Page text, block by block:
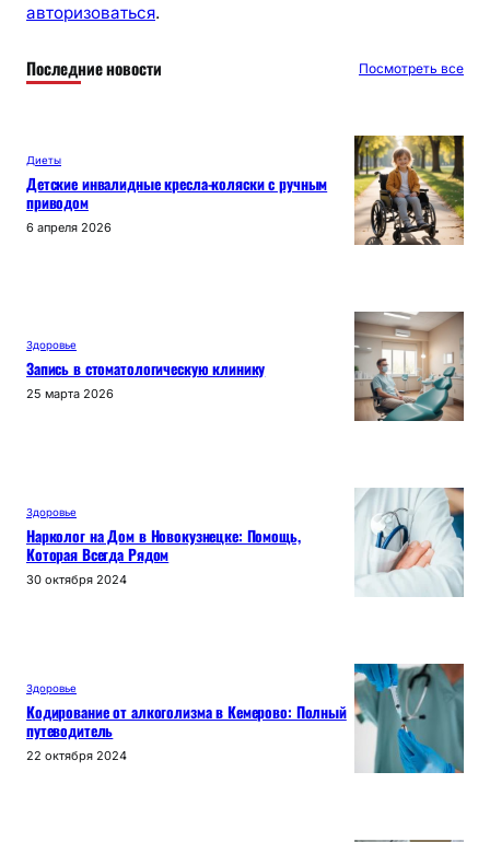
авторизоваться.
Последние новости Посмотреть все
Диеты
Детские инвалидные кресла-коляски с ручным
приводом
6 апреля 2026
Здоровье
Запись в стоматологическую клинику
25 марта 2026
Здоровье
Нарколог на Дом в Новокузнецке: Помощь,
Которая Всегда Рядом
30 октября 2024
Здоровье
Кодирование от алкоголизма в Кемерово: Полный
путеводитель
22 октября 2024